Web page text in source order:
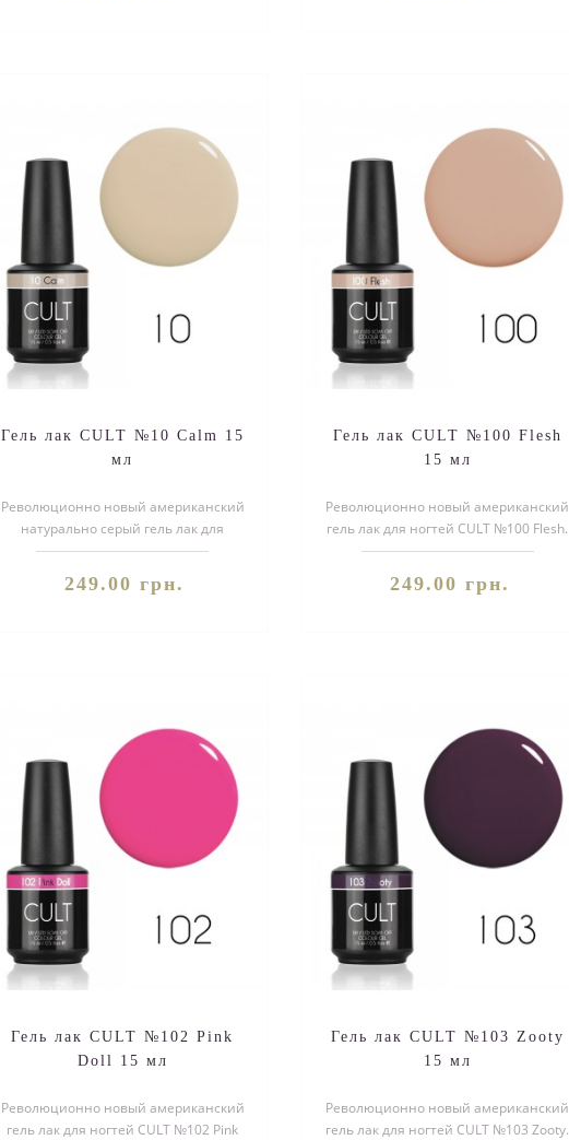
Гель лак CULT №10 Calm 15
мл
Революционно новый американский
натурально серый гель лак для
ногтей CULT №10 Calm. Благодаря
249.00 грн.
Гель лак CULT №100 Flesh
15 мл
Революционно новый американский
гель лак для ногтей CULT №100 Flesh.
Благодаря своей уникальной форм..
249.00 грн.
Гель лак CULT №102 Pink
Doll 15 мл
Революционно новый американский
гель лак для ногтей CULT №102 Pink
Гель лак CULT №103 Zooty
15 мл
Революционно новый американский
гель лак для ногтей CULT №103 Zooty.